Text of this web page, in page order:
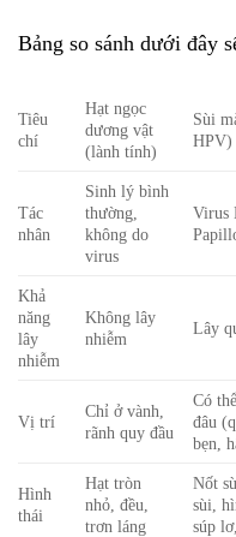
Bảng so sánh dưới đây
Tiêu
chí
Hạt ngọc
dương vật
(lành tính)
Sùi
HPV)
Tác
nhân
Sinh lý bình
thường,
không do
virus
Virus
Khả
năng
lây
nhiễm
Không lây
nhiễm
Lây
Vị trí
Chỉ ở vành,
rãnh quy đầu
Có
đâu
bẹn,
Hình
thái
Hạt tròn
nhỏ, đều,
trơn láng
Nốt
sùi,
súp